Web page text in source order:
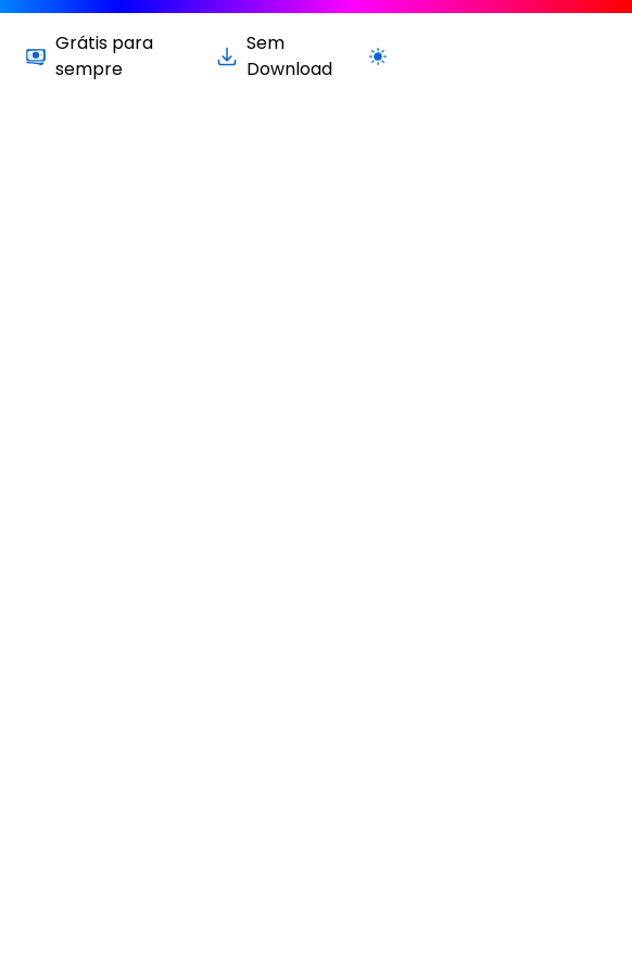
Grátis para
sempre
Sem
Download
Alternar para versão clara / escura